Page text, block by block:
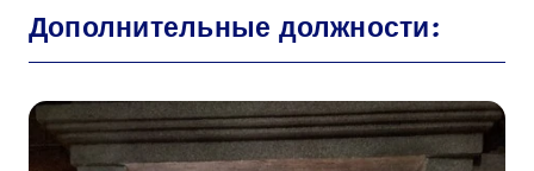
Дополнительные должности: